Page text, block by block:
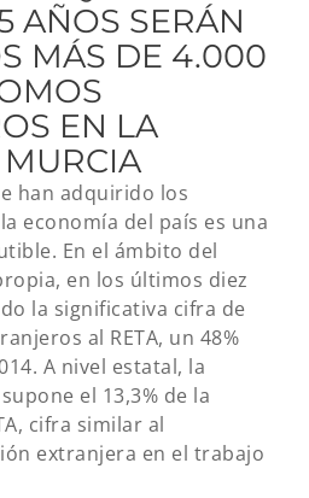
AÑOS SERÁN
MÁS DE 4.000
EN LA
han adquirido los
economía del país es una
En el ámbito del
en los últimos diez
la significativa cifra de
al RETA, un 48%
A nivel estatal, la
el 13,3% de la
cifra similar al
extranjera en el trabajo